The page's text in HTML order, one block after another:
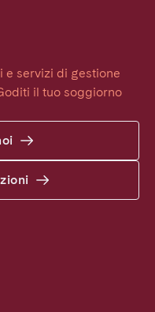
e servizi di gestione
il tuo soggiorno